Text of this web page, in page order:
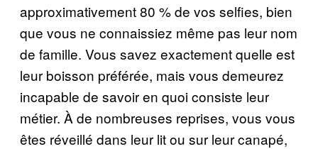
approximativement 80 % de vos selfies, bien
que vous ne connaissiez même pas leur nom
de famille. Vous savez exactement quelle est
leur boisson préférée, mais vous demeurez
incapable de savoir en quoi consiste leur
métier. À de nombreuses reprises, vous vous
êtes réveillé dans leur lit ou sur leur canapé,